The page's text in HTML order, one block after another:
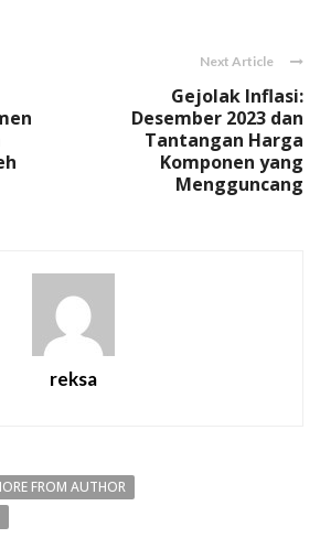
Next Article
Gejolak Inflasi:
Desember 2023 dan
Tantangan Harga
Komponen yang
Mengguncang
reksa
FROM AUTHOR